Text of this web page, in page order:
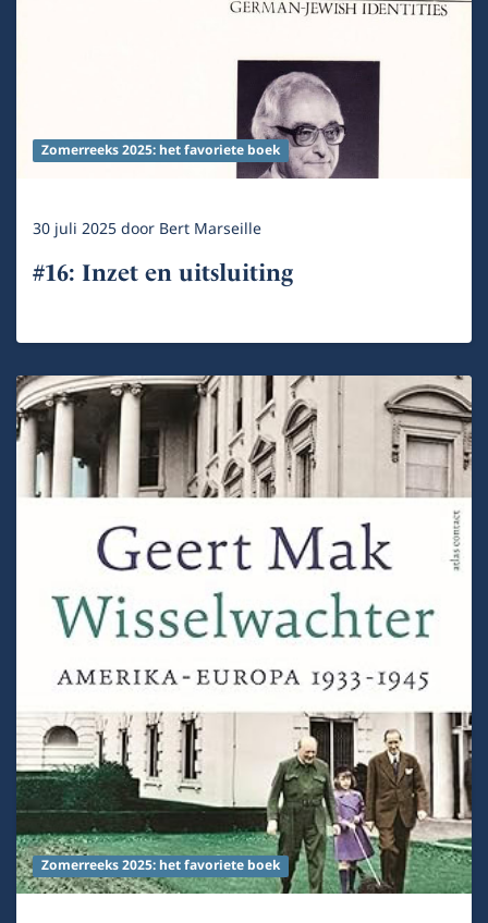
Zomerreeks 2025: het favoriete boek
30 juli 2025door Bert Marseille
#16: Inzet en uitsluiting
Zomerreeks 2025: het favoriete boek